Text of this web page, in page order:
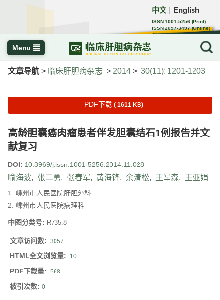
中文 English
ISSN 1001-5256 (Print)
ISSN 2097-3497 (Online)
CN 22-1108/R
Menu
文章导航 > 临床肝胆病杂志 > 2014 > 30(11): 1201-1203
PDF下载 ( 1611 KB)
高龄胆囊癌肉瘤患者伴发胆囊结石1例报告并文
献复习
DOI: 10.3969/j.issn.1001-5256.2014.11.028
喻海波, 张二勇, 张春军, 黄海锋, 余清松, 王军森, 王亚娟
1. 嵊州市人民医院肝胆外科
2. 嵊州市人民医院病理科
中图分类号: R735.8
文章访问数: 3057
HTML全文浏览量: 10
PDF下载量: 568
被引次数: 0